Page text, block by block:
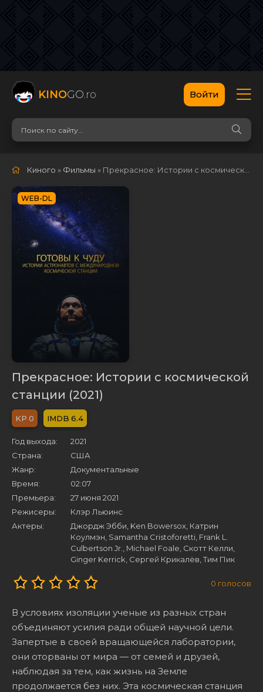
KINOGO.ro Войти
Киного » Фильмы » Прекрасное: Истории с космической станции
WEB-DL
Прекрасное: Истории с космической
станции (2021)
0 6.4
Год выхода:
2021
Страна:
США
Жанр:
Документальные
Время:
02:07
Премьера:
27 июня 2021
Режисеры:
Клэр Льюинс
Актеры:
Джордж Эбби, Ken Bowersox, Катрин
Коулмэн, Samantha Cristoforetti, Frank L.
Culbertson Jr., Michael Foale, Скотт Келли,
Ginger Kerrick, Сергей Крикалёв, Тим Пик
0 голосов
В условиях изоляции ученые из разных стран
объединяют усилия ради общей научной цели.
Запертые в своей вращающейся лаборатории,
они оторваны от мира — от семей и друзей,
наблюдая за тем, как жизнь на Земле
продолжается без них. Эта космическая станция